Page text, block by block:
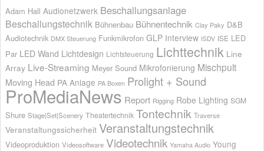
Adam Hall Audionetzwerk Beschallungsanlage
Beschallungstechnik Bühnenbau Bühnentechnik Clay Paky D&B
Audiotechnik DMX Steuerung Funkmikrofon GLP Interview ISDV ISE LED
Par LED Wand Lichtdesign Lichtsteuerung Lichttechnik Line
Array Live-Streaming Meyer Sound Mikrofonierung Mischpult
Moving Head PA Anlage PA Boxen Prolight + Sound
ProMediaNews Report Rigging Robe Lighting SGM
Shure Stage|Set|Scenery Theatertechnik Tontechnik Traverse
Veranstaltungssicherheit Veranstaltungstechnik
Videoproduktion Videosoftware Videotechnik Yamaha Audio Young